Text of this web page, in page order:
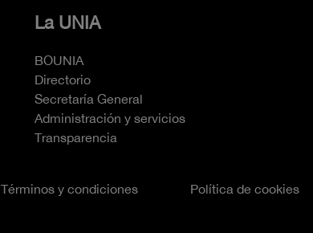
La UNIA
BOUNIA
Directorio
Secretaría General
Administración y servicios
Transparencia
Términos y condiciones Política de cookies